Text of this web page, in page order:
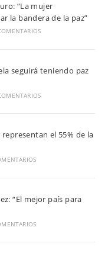
“La mujer
la bandera de la paz”
seguirá teniendo paz
el 55% de la
“El mejor país para